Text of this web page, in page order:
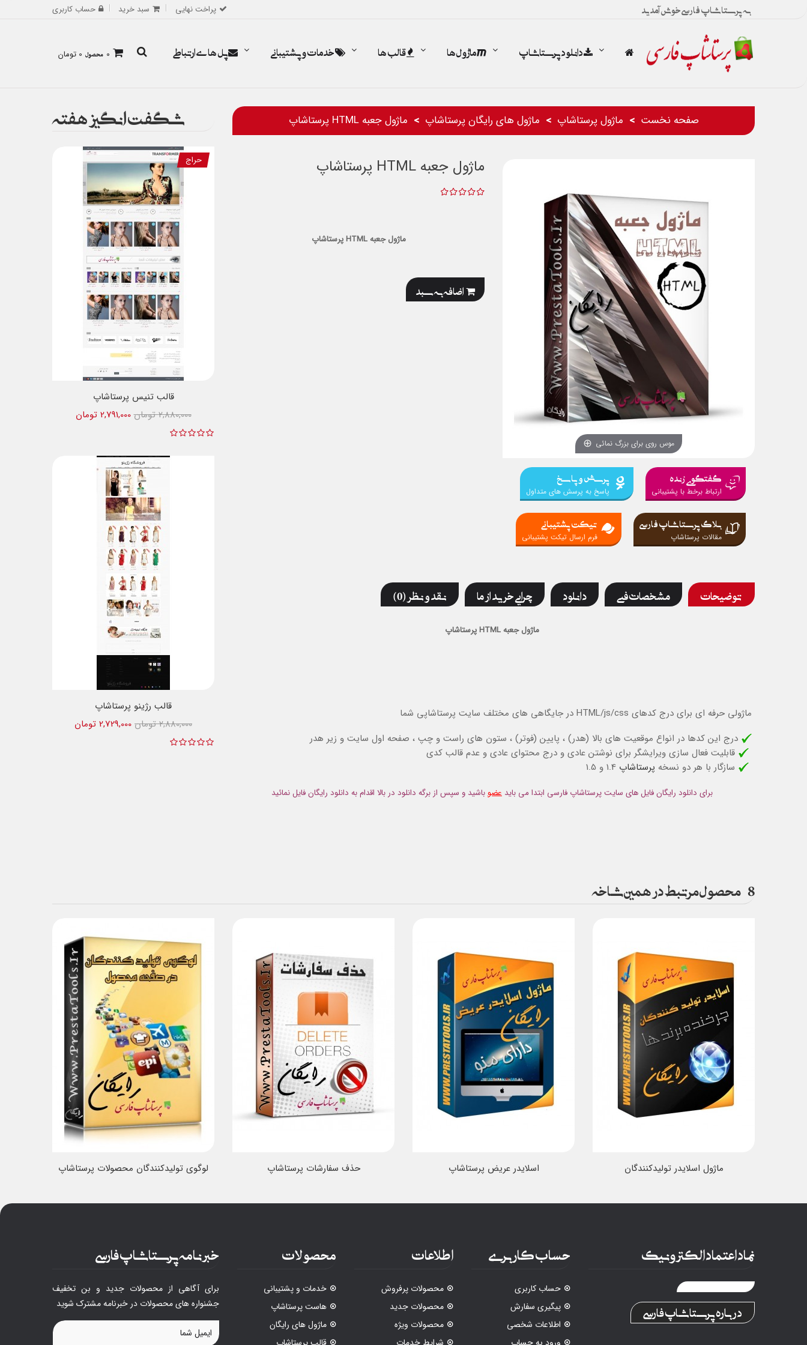
به پرستاشاپ فارسی خوش آمدید پراخت نهایی سبد خرید حساب کاربری
0 محصول 0 تومان دانلود پرستاشاپ ماژول ها قالب ها خدمات و پشتیبانی پل های ارتباطی
صفحه نخست ماژول پرستاشاپ ماژول های رایگان پرستاشاپ ماژول جعبه HTML پرستاشاپ
موس روی برای بزرگ نمائی
گفتگوی زنده
ارتباط برخط با پشتیبانی
پرسش و پاسخ
پاسخ به پرسش های متداول
بلاگ پرستاشاپ فارسی
مقالات پرستاشاپ
تیکت پشتیبانی
فرم ارسال تیکت پشتیبانی
ماژول جعبه HTML پرستاشاپ
ماژول جعبه HTML پرستاشاپ
اضافه به سبد
توضیحات مشخصات فنی دانلود چرایی خرید از ما نقد و نظر (0)
ماژول جعبه HTML پرستاشاپ
ماژولی حرفه ای برای درج کدهای HTML/js/css در جایگاهی های مختلف سایت پرستاشاپی شما
درج این کدها در انواع موقعیت های بالا (هدر) ، پایین (فوتر) ، ستون های راست و چپ ، صفحه اول سایت و زیر هدر
قابلیت فعال سازی ویرایشگر برای نوشتن عادی و درج محتوای عادی و عدم قالب کدی
سازگار با هر دو نسخه پرستاشاپ
برای دانلود رایگان فایل های سایت پرستاشاپ فارسی ابتدا می باید عضوباشید و سپس از برگه دانلود در بالا اقدام به دانلود رایگان فایل نمائید
شگفت انگیز هفته
حراج
قالب تنیس پرستاشاپ
2,791,000 تومان
2,880,000 تومان
قالب رژینو پرستاشاپ
2,729,000 تومان
2,880,000 تومان
8 محصول مرتبط در همین شاخه
لوگوی تولیدکنندگان محصولات پرستاشاپ حذف سفارشات پرستاشاپ اسلایدر عریض پرستاشاپ ماژول اسلایدر تولیدکنندگان
نماد اعتماد الکترونیک
درباره پرستاشاپ فارسی
حساب کاربری
حساب کاربری
پیگیری سفارش
اطلاعات شخصی
اطلاعات
محصولات پرفروش
محصولات جدید
محصولات ویژه
محصولات
خدمات و پشتیبانی
هاست پرستاشاپ
ماژول های رایگان
خبرنامه پرستاشاپ فارسی
برای آگاهی از محصولات جدید و بن تخفیف
جشنواره های محصولات در خبرنامه مشترک شوید